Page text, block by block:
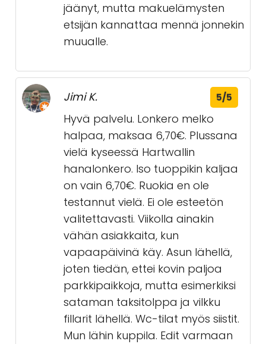
jäänyt, mutta makuelämysten
etsijän kannattaa mennä jonnekin
muualle.
Jimi K. 5/5
Hyvä palvelu. Lonkero melko
halpaa, maksaa 6,70€. Plussana
vielä kyseessä Hartwallin
hanalonkero. Iso tuoppikin kaljaa
on vain 6,70€. Ruokia en ole
testannut vielä. Ei ole esteetön
valitettavasti. Viikolla ainakin
vähän asiakkaita, kun
vapaapäivinä käy. Asun lähellä,
joten tiedän, ettei kovin paljoa
parkkipaikkoja, mutta esimerkiksi
sataman taksitolppa ja vilkku
fillarit lähellä. Wc-tilat myös siistit.
Mun lähin kuppila. Edit varmaan